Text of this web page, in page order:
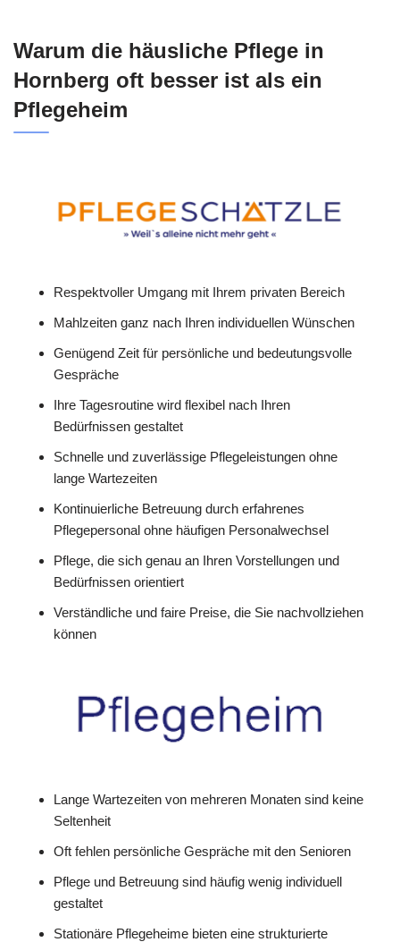
Warum die häusliche Pflege in
Hornberg oft besser ist als ein
Pflegeheim
Respektvoller Umgang mit Ihrem privaten Bereich
Mahlzeiten ganz nach Ihren individuellen Wünschen
Genügend Zeit für persönliche und bedeutungsvolle
Gespräche
Ihre Tagesroutine wird flexibel nach Ihren
Bedürfnissen gestaltet
Schnelle und zuverlässige Pflegeleistungen ohne
lange Wartezeiten
Kontinuierliche Betreuung durch erfahrenes
Pflegepersonal ohne häufigen Personalwechsel
Pflege, die sich genau an Ihren Vorstellungen und
Bedürfnissen orientiert
Verständliche und faire Preise, die Sie nachvollziehen
können
Lange Wartezeiten von mehreren Monaten sind keine
Seltenheit
Oft fehlen persönliche Gespräche mit den Senioren
Pflege und Betreuung sind häufig wenig individuell
gestaltet
Stationäre Pflegeheime bieten eine strukturierte